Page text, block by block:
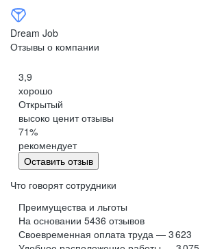
Dream Job
Отзывы о компании
3,9
хорошо
Открытый
высоко ценит отзывы
71%
рекомендует
Оставить отзыв
Что говорят сотрудники
Преимущества и льготы
На основании 5436 отзывов
Своевременная оплата труда — 3 623